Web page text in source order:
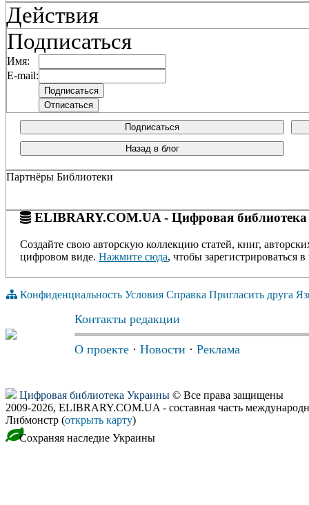
Действия
Подписаться
Имя:
E-mail:
Подписаться
Назад в блог
Партнёры Библиотеки
ELIBRARY.COM.UA - Цифровая библиотека
Создайте свою авторскую коллекцию статей, книг,
цифровом виде. Нажмите сюда, чтобы зарегистрироваться в
Конфиденциальность Условия Справка Пригласить друга
Контакты редакции
О проекте · Новости · Реклама
Цифровая библиотека Украины © Все права защищены
2009-2026, ELIBRARY.COM.UA - составная часть
Либмонстр (открыть карту)
Сохраняя наследие Украины